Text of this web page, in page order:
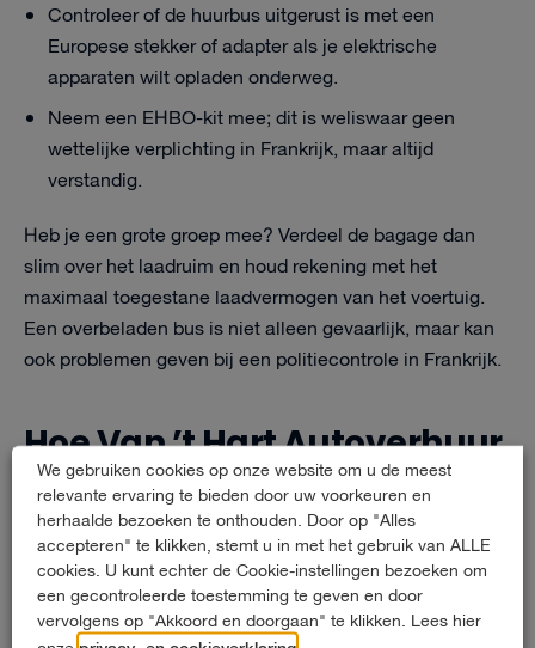
Controleer of de huurbus uitgerust is met een
Europese stekker of adapter als je elektrische
apparaten wilt opladen onderweg.
Neem een EHBO-kit mee; dit is weliswaar geen
wettelijke verplichting in Frankrijk, maar altijd
verstandig.
Heb je een grote groep mee? Verdeel de bagage dan
slim over het laadruim en houd rekening met het
maximaal toegestane laadvermogen van het voertuig.
Een overbeladen bus is niet alleen gevaarlijk, maar kan
ook problemen geven bij een politiecontrole in Frankrijk.
Hoe Van ’t Hart Autoverhuur
helpt met jouw huurbus
naar Frankrijk
Van ’t Hart Autoverhuur maakt een trip met een huurbus
naar Frankrijk zo zorgeloos mogelijk. Met meer dan 60
We gebruiken cookies op onze website om u de meest
relevante ervaring te bieden door uw voorkeuren en
herhaalde bezoeken te onthouden. Door op "Alles
accepteren" te klikken, stemt u in met het gebruik van ALLE
cookies. U kunt echter de Cookie-instellingen bezoeken om
een gecontroleerde toestemming te geven en door
vervolgens op "Akkoord en doorgaan" te klikken. Lees hier